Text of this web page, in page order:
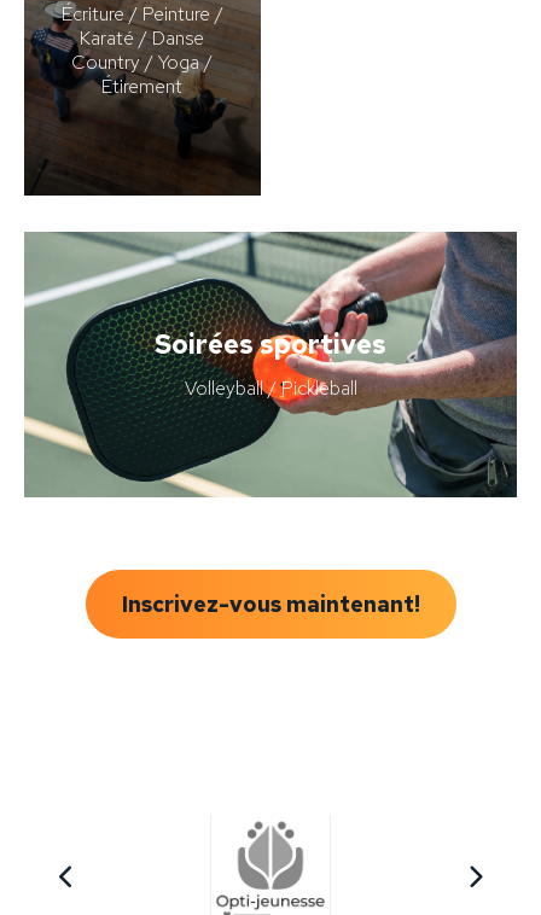
Écriture / Peinture /
Karaté / Danse
Country / Yoga /
Étirement
Soirées sportives
Volleyball / Pickleball
Inscrivez-vous maintenant!